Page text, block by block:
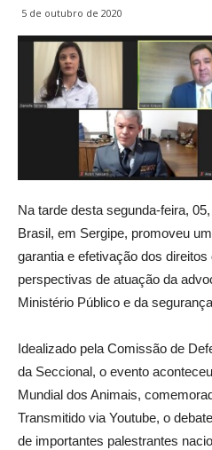
5 de outubro de 2020
Na tarde desta segunda-feira,
Brasil, em Sergipe, promoveu
garantia e efetivação dos
perspectivas de atuação da
Ministério Público e da
Idealizado pela Comissão de
da Seccional, o evento
Mundial dos Animais,
Transmitido via Youtube, o
de importantes palestrantes